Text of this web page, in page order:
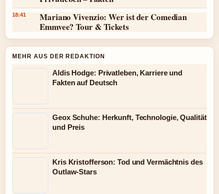
18:41
Mariano Vivenzio: Wer ist der Comedian
Emmvee? Tour & Tickets
MEHR AUS DER REDAKTION
Aldis Hodge: Privatleben, Karriere und
Fakten auf Deutsch
Geox Schuhe: Herkunft, Technologie, Qualität
und Preis
Kris Kristofferson: Tod und Vermächtnis des
Outlaw-Stars